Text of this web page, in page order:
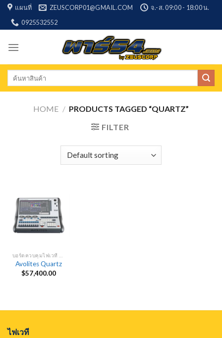
Skip
content
แผนที่ ZEUSCORP01@GMAIL.COM
จ.-ส. 09:00 - 18:00 น.
0925532552
Search
HOME / PRODUCTS TAGGED “QUARTZ”
FILTER
Avolites Quartz
$57,400.00
ไฟเวที